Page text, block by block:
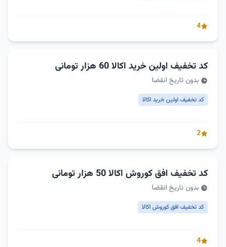
4
کد تخفیف اولین خرید اکالا 60 هزار تومانی
بدون تاریخ انقضا
کد تخفیف اولین خرید اکالا
2
کد تخفیف افق کوروش اکالا 50 هزار تومانی
بدون تاریخ انقضا
کد تخفیف افق کوروش اکالا
4